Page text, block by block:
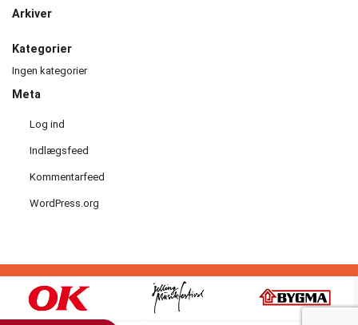
Idræt
i
dagtimerne
Motionscykling
Padel
tennis
Arkiver
Kategorier
Ingen kategorier
Meta
Log ind
Indlægsfeed
Kommentarfeed
WordPress.org